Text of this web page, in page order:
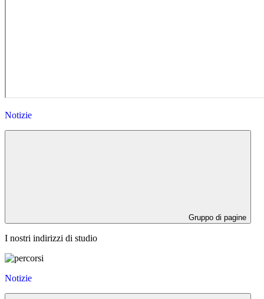
Notizie
Gruppo di pagine
I nostri indirizzi di studio
Notizie